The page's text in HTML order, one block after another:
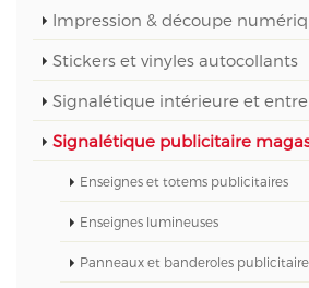
Impression & découpe
Stickers et vinyles autocollants
Signalétique intérieure et
Signalétique publicitaire
Enseignes et totems publicitaires
Enseignes lumineuses
Panneaux et banderoles